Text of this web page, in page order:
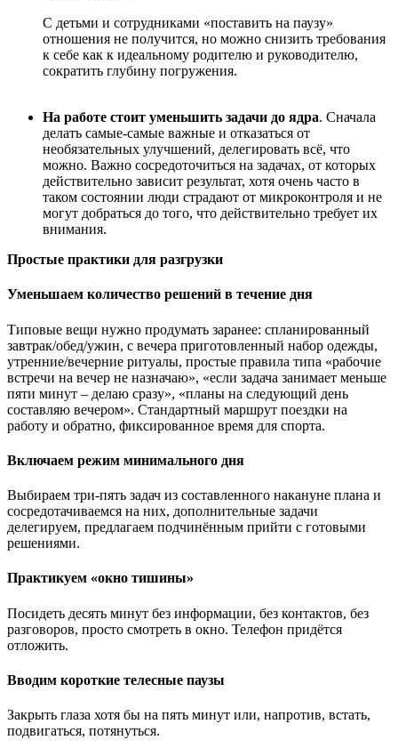
С детьми и сотрудниками «поставить на паузу»
отношения не получится, но можно снизить требования
к себе как к идеальному родителю и руководителю,
сократить глубину погружения.
На работе стоит уменьшить задачи до ядра. Сначала
делать самые-самые важные и отказаться от
необязательных улучшений, делегировать всё, что
можно. Важно сосредоточиться на задачах, от которых
действительно зависит результат, хотя очень часто в
таком состоянии люди страдают от микроконтроля и не
могут добраться до того, что действительно требует их
внимания.
Простые практики для разгрузки
Уменьшаем количество решений в течение дня
Типовые вещи нужно продумать заранее: спланированный
завтрак/обед/ужин, с вечера приготовленный набор одежды,
утренние/вечерние ритуалы, простые правила типа «рабочие
встречи на вечер не назначаю», «если задача занимает меньше
пяти минут – делаю сразу», «планы на следующий день
составляю вечером». Стандартный маршрут поездки на
работу и обратно, фиксированное время для спорта.
Включаем режим минимального дня
Выбираем три-пять задач из составленного накануне плана и
сосредотачиваемся на них, дополнительные задачи
делегируем, предлагаем подчинённым прийти с готовыми
решениями.
Практикуем «окно тишины»
Посидеть десять минут без информации, без контактов, без
разговоров, просто смотреть в окно. Телефон придётся
отложить.
Вводим короткие телесные паузы
Закрыть глаза хотя бы на пять минут или, напротив, встать,
подвигаться, потянуться.